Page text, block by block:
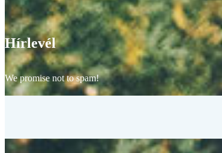
Hírlevél
We promise not to spam!